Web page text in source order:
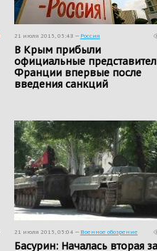
21 июля 2015, 05:48 — Россия
В Крым прибыли
официальные
Франции впервые после
введения санкций
21 июля 2015, 05:04 — Военное обозрение
Басурин: Началась вторая за